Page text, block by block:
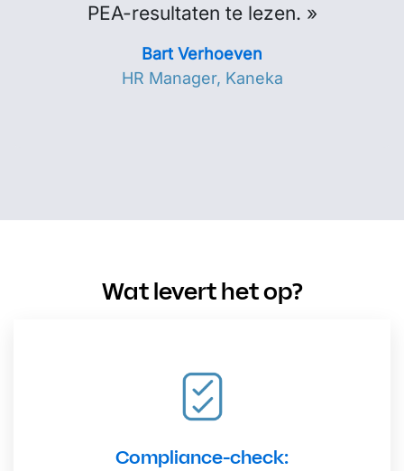
PEA-resultaten te lezen. »
Bart Verhoeven
HR Manager, Kaneka
Wat levert het op?
Compliance-check: